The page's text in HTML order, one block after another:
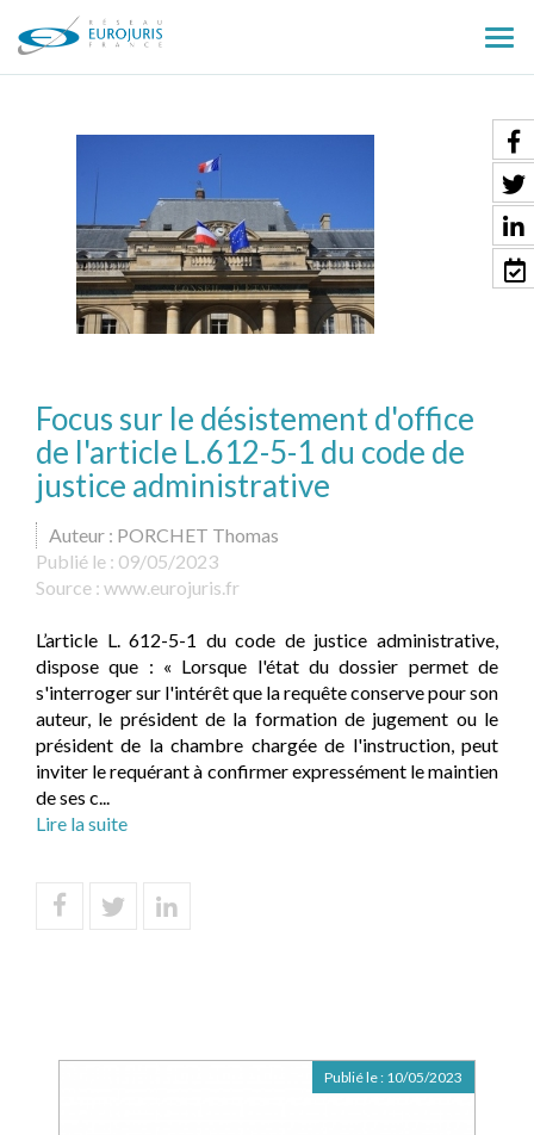
le
Focus sur le désistement d'office
de l'article L.612-5-1 du code de
justice administrative
Auteur : PORCHET Thomas
Publié le : 09/05/2023
Source : www.eurojuris.fr
L’article L. 612-5-1 du code de justice administrative,
dispose que : « Lorsque l'état du dossier permet de
s'interroger sur l'intérêt que la requête conserve pour son
auteur, le président de la formation de jugement ou le
président de la chambre chargée de l'instruction, peut
inviter le requérant à confirmer expressément le maintien
de ses c...
Lire la suite
Publié le : 10/05/2023